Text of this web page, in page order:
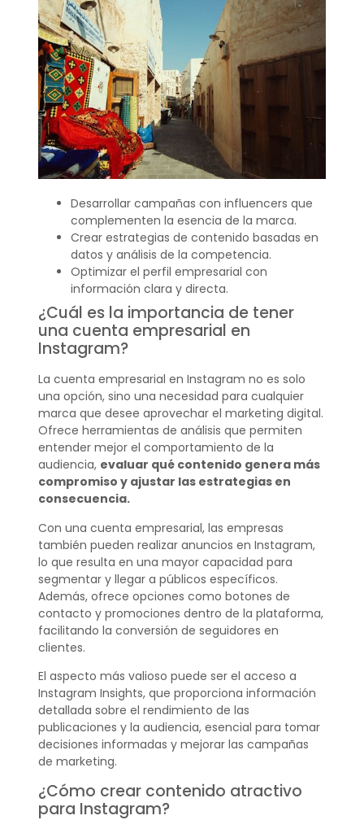
Desarrollar campañas con influencers que
complementen la esencia de la marca.
Crear estrategias de contenido basadas en
datos y análisis de la competencia.
Optimizar el perfil empresarial con
información clara y directa.
¿Cuál es la importancia de tener
una cuenta empresarial en
Instagram?
La cuenta empresarial en Instagram no es solo
una opción, sino una necesidad para cualquier
marca que desee aprovechar el marketing digital.
Ofrece herramientas de análisis que permiten
entender mejor el comportamiento de la
audiencia, evaluar qué contenido genera más
compromiso y ajustar las estrategias en
consecuencia.
Con una cuenta empresarial, las empresas
también pueden realizar anuncios en Instagram,
lo que resulta en una mayor capacidad para
segmentar y llegar a públicos específicos.
Además, ofrece opciones como botones de
contacto y promociones dentro de la plataforma,
facilitando la conversión de seguidores en
clientes.
El aspecto más valioso puede ser el acceso a
Instagram Insights, que proporciona información
detallada sobre el rendimiento de las
publicaciones y la audiencia, esencial para tomar
decisiones informadas y mejorar las campañas
de marketing.
¿Cómo crear contenido atractivo
para Instagram?